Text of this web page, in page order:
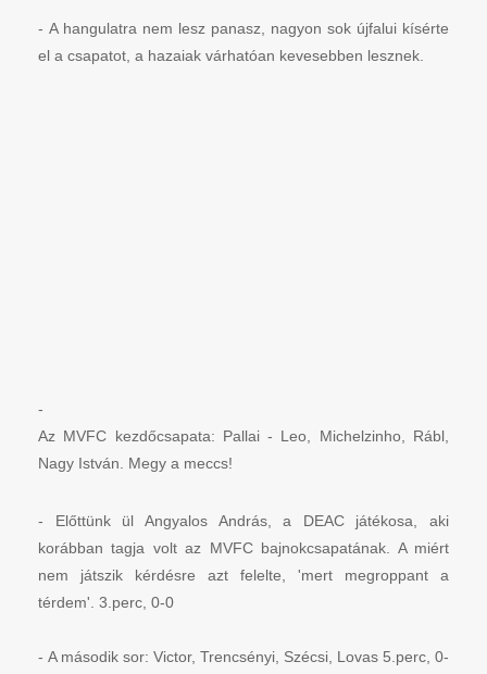
- A hangulatra nem lesz panasz, nagyon sok újfalui kísérte
el a csapatot, a hazaiak várhatóan kevesebben lesznek.
-
Az MVFC kezdőcsapata: Pallai - Leo, Michelzinho, Rábl,
Nagy István. Megy a meccs!
- Előttünk ül Angyalos András, a DEAC játékosa, aki
korábban tagja volt az MVFC bajnokcsapatának. A miért
nem játszik kérdésre azt felelte, 'mert megroppant a
térdem'. 3.perc, 0-0
- A második sor: Victor, Trencsényi, Szécsi, Lovas 5.perc, 0-